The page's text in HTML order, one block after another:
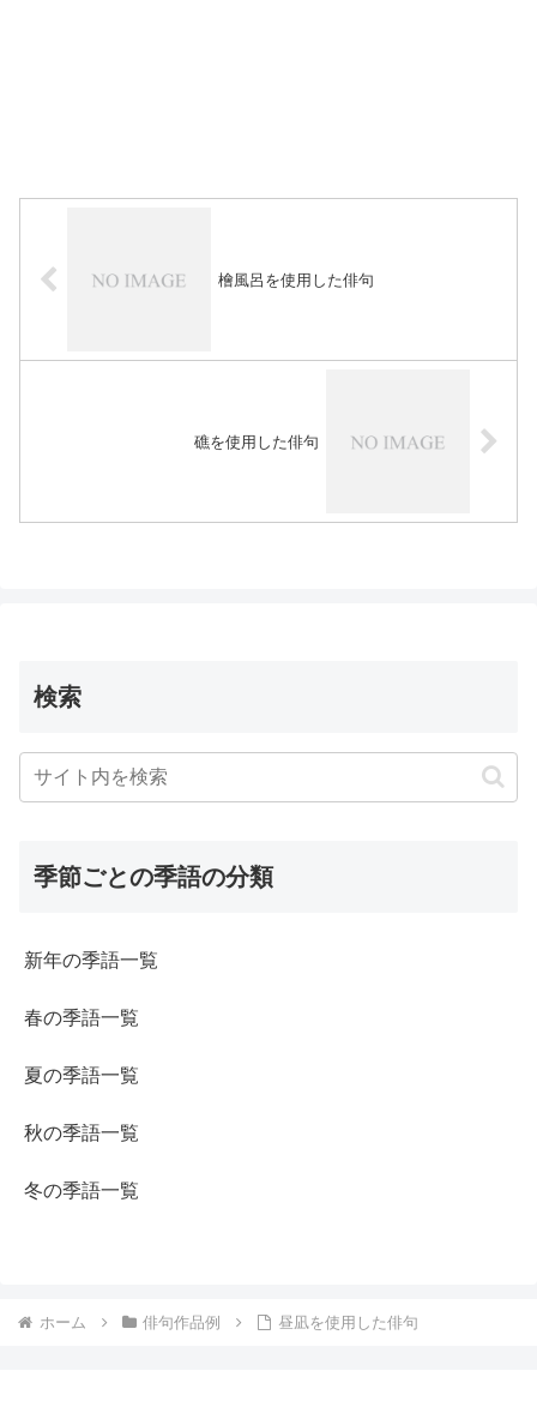
檜風呂を使用した俳句
礁を使用した俳句
検索
季節ごとの季語の分類
新年の季語一覧
春の季語一覧
夏の季語一覧
秋の季語一覧
冬の季語一覧
ホーム 俳句作品例 昼凪を使用した俳句